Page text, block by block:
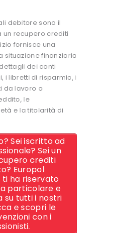
debitore sono il
un recupero crediti
fornisce una
situazione finanziaria
dei conti
i libretti di risparmio, i
da lavoro o
le
e la titolarità di
Sei iscritto ad
Sei un
crediti
Europol
ti ha riservato
particolare e
su tutti i nostri
e scopri le
con i